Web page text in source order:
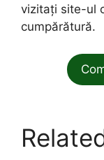
vizitați site-ul
cumpărătură.